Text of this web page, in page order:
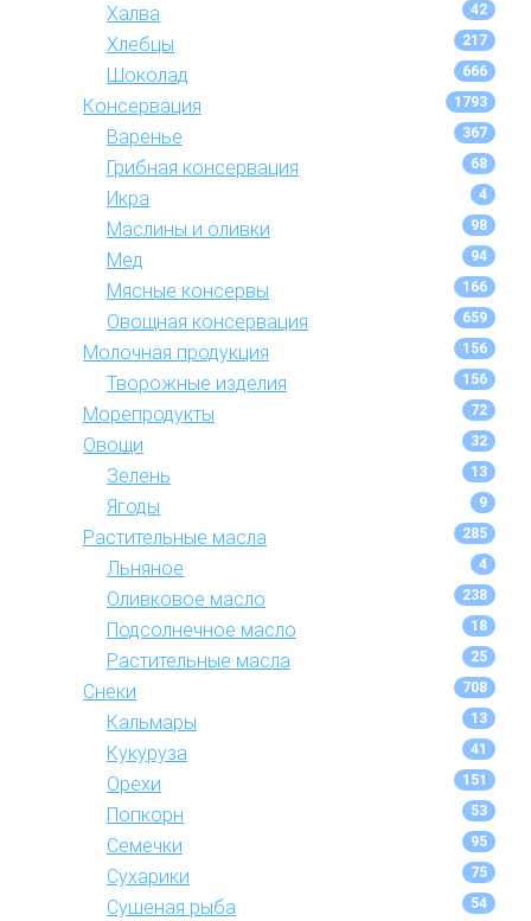
Халва 42
Хлебцы 217
Шоколад 666
Консервация 1793
Варенье 367
Грибная консервация 68
Икра 4
Маслины и оливки 98
Мед 94
Мясные консервы 166
Овощная консервация 659
Молочная продукция 156
Творожные изделия 156
Морепродукты 72
Овощи 32
Зелень 13
Ягоды 9
Растительные масла 285
Льняное 4
Оливковое масло 238
Подсолнечное масло 18
Растительные масла 25
Снеки 708
Кальмары 13
Кукуруза 41
Орехи 151
Попкорн 53
Семечки 95
Сухарики 75
Сушеная рыба 54